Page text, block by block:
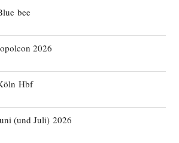
bee
2026
Hbf
(und Juli) 2026